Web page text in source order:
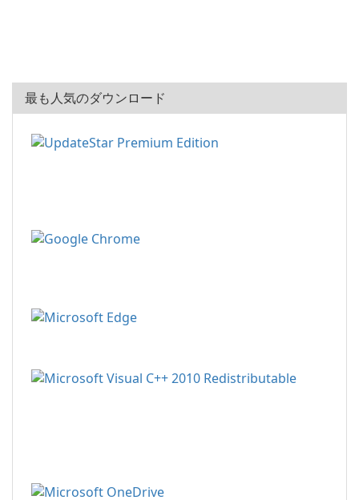
最も人気のダウンロード